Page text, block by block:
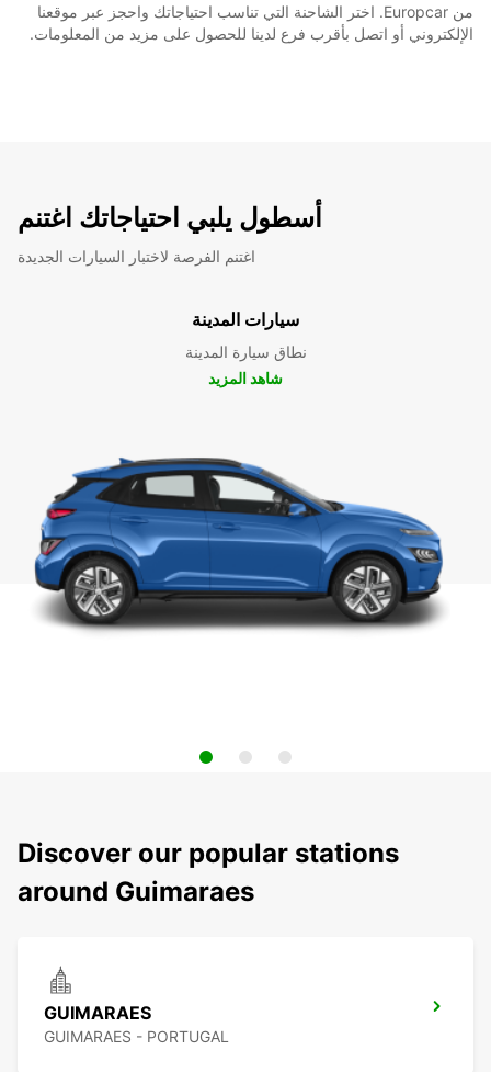
من Europcar. اختر الشاحنة التي تناسب احتياجاتك واحجز عبر موقعنا
الإلكتروني أو اتصل بأقرب فرع لدينا للحصول على مزيد من المعلومات.
أسطول يلبي احتياجاتك اغتنم
اغتنم الفرصة لاختبار السيارات الجديدة
سيارات المدينة
نطاق سيارة المدينة
شاهد المزيد
Discover our popular stations
around Guimaraes
GUIMARAES
GUIMARAES - PORTUGAL